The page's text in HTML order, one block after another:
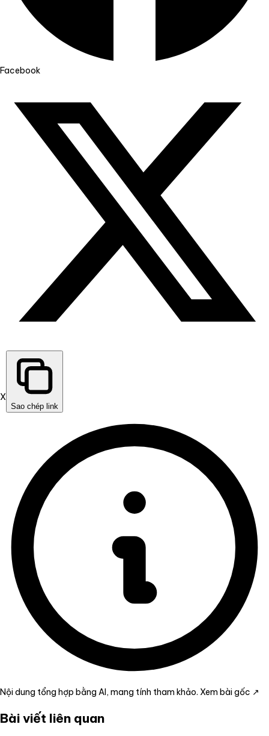
Facebook
X
Sao chép link
Nội dung tổng hợp bằng AI, mang tính tham khảo. Xem bài gốc ↗
Bài viết liên quan